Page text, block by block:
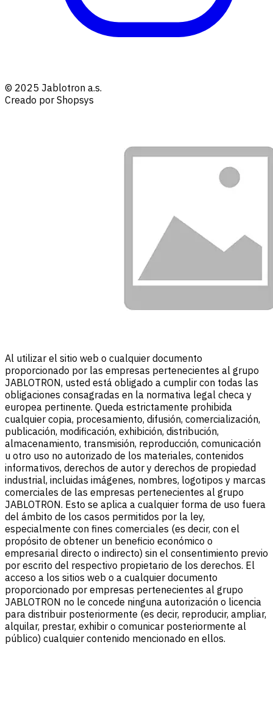
© 2025 Jablotron a.s.
Creado por Shopsys
Al utilizar el sitio web o cualquier documento
proporcionado por las empresas pertenecientes al grupo
JABLOTRON, usted está obligado a cumplir con todas las
obligaciones consagradas en la normativa legal checa y
europea pertinente. Queda estrictamente prohibida
cualquier copia, procesamiento, difusión, comercialización,
publicación, modificación, exhibición, distribución,
almacenamiento, transmisión, reproducción, comunicación
u otro uso no autorizado de los materiales, contenidos
informativos, derechos de autor y derechos de propiedad
industrial, incluidas imágenes, nombres, logotipos y marcas
comerciales de las empresas pertenecientes al grupo
JABLOTRON. Esto se aplica a cualquier forma de uso fuera
del ámbito de los casos permitidos por la ley,
especialmente con fines comerciales (es decir, con el
propósito de obtener un beneficio económico o
empresarial directo o indirecto) sin el consentimiento previo
por escrito del respectivo propietario de los derechos. El
acceso a los sitios web o a cualquier documento
proporcionado por empresas pertenecientes al grupo
JABLOTRON no le concede ninguna autorización o licencia
para distribuir posteriormente (es decir, reproducir, ampliar,
alquilar, prestar, exhibir o comunicar posteriormente al
público) cualquier contenido mencionado en ellos.